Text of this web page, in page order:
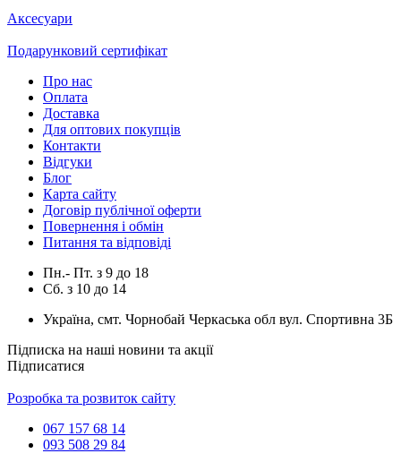
Аксесуари
Подарунковий сертифікат
Про нас
Оплата
Доставка
Для оптових покупців
Контакти
Відгуки
Блог
Карта сайту
Договір публічної оферти
Повернення і обмін
Питання та відповіді
Пн.- Пт. з 9 до 18
Сб. з 10 до 14
Україна, смт. Чорнобай Черкаська обл вул. Спортивна 3Б
Підписка на наші новини та акції
Підписатися
Розробка та розвиток сайту
067 157 68 14
093 508 29 84